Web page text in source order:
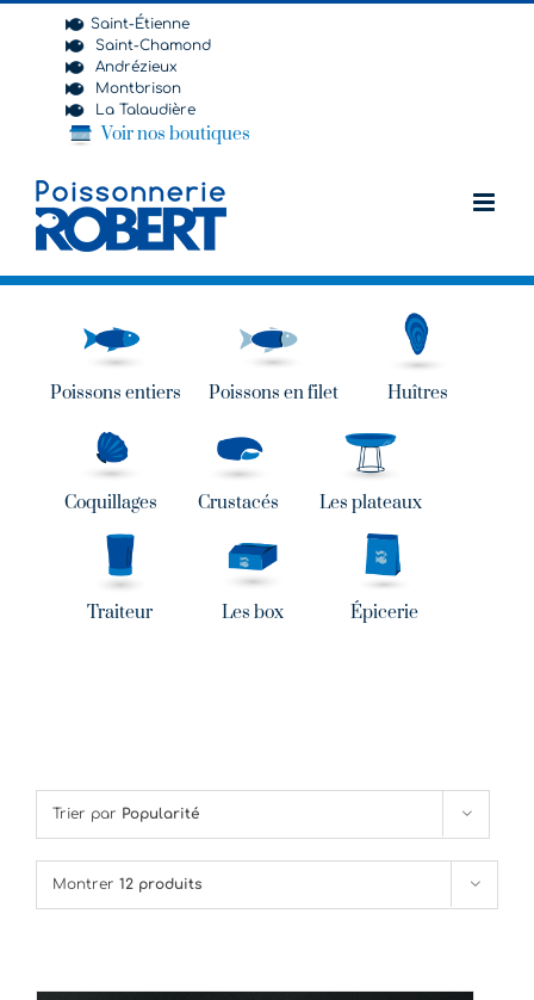
Saint-Étienne
Saint-Chamond
Andrézieux
Montbrison
La Talaudière
Voir nos boutiques
Poissons entiers Poissons en filet Huîtres
Coquillages Crustacés Les plateaux
Traiteur Les box Épicerie
Trier par Popularité
Montrer 12 produits